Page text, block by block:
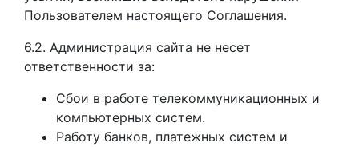
Пользователем настоящего Соглашения.
6.2. Администрация сайта не несет
ответственности за:
Сбои в работе телекоммуникационных и
компьютерных систем.
Работу банков, платежных систем и